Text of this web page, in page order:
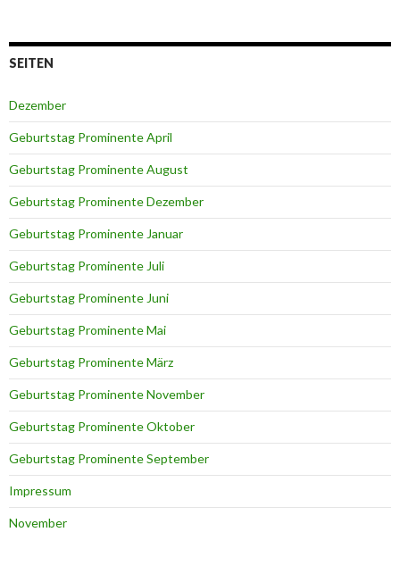
SEITEN
Dezember
Geburtstag Prominente April
Geburtstag Prominente August
Geburtstag Prominente Dezember
Geburtstag Prominente Januar
Geburtstag Prominente Juli
Geburtstag Prominente Juni
Geburtstag Prominente Mai
Geburtstag Prominente März
Geburtstag Prominente November
Geburtstag Prominente Oktober
Geburtstag Prominente September
Impressum
November